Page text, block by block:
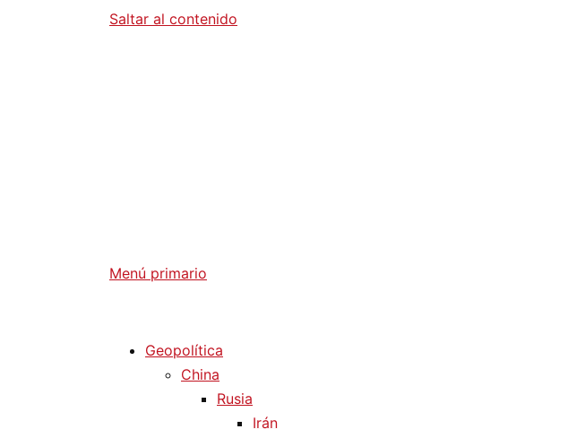
Saltar al contenido
Menú primario
Geopolítica
China
Rusia
Irán